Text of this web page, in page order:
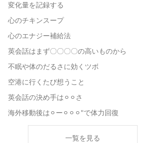
変化量を記録する
心のチキンスープ
心のエナジー補給法
英会話はまず〇〇〇〇の高いものから
不眠や体のだるさに効くツボ
空港に行くたび想うこと
英会話の決め手は⚪︎⚪︎さ
海外移動後は⚪︎ー⚪︎⚪︎⚪︎"で体力回復
一覧を見る